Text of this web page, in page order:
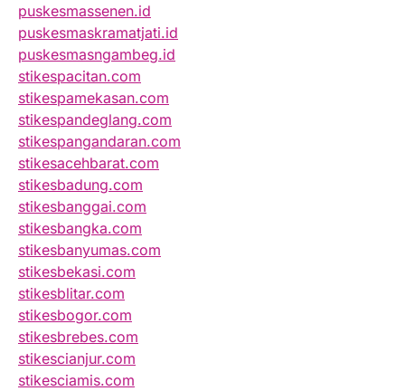
puskesmassenen.id
puskesmaskramatjati.id
puskesmasngambeg.id
stikespacitan.com
stikespamekasan.com
stikespandeglang.com
stikespangandaran.com
stikesacehbarat.com
stikesbadung.com
stikesbanggai.com
stikesbangka.com
stikesbanyumas.com
stikesbekasi.com
stikesblitar.com
stikesbogor.com
stikesbrebes.com
stikescianjur.com
stikesciamis.com